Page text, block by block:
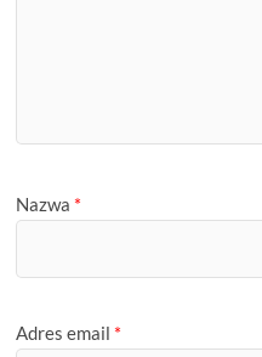
Nazwa *
Adres email *